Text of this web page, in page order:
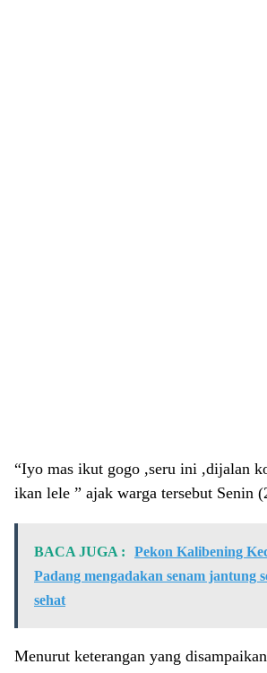
“Iyo mas ikut gogo ,seru ini ,dijalan
ikan lele ” ajak warga tersebut Senin
BACA JUGA :
Pekon Kalibening
Padang mengadakan senam jantung
sehat
Menurut keterangan yang